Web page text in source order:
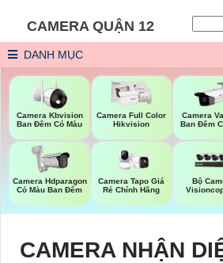
CAMERA QUẬN 12
DANH MỤC
Camera Kbvision
Ban Đêm Có Màu
Camera Full Color
Hikvision
Camera
Ban Đêm
Camera Hdparagon
Có Màu Ban Đêm
Camera Tapo Giá
Rẻ Chính Hãng
Bộ
CAMERA NHẬN